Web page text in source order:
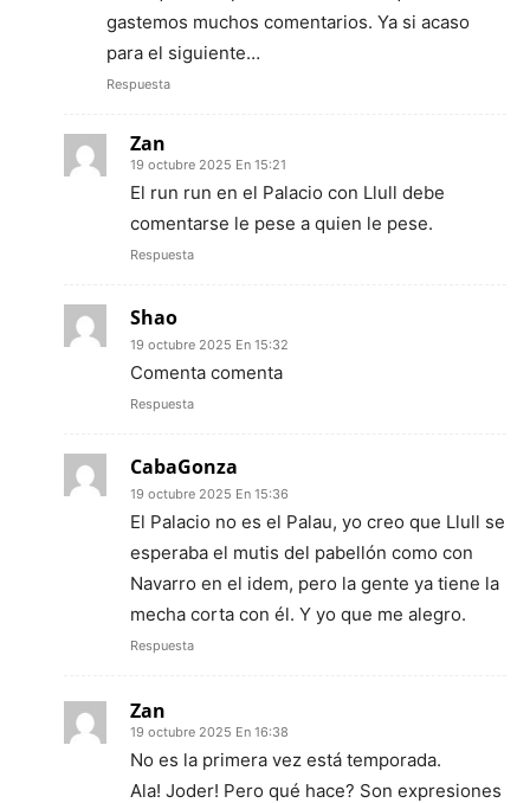
gastemos muchos comentarios. Ya si acaso
para el siguiente…
Respuesta
Zan
19 octubre 2025 En 15:21
El run run en el Palacio con Llull debe
comentarse le pese a quien le pese.
Respuesta
Shao
19 octubre 2025 En 15:32
Comenta comenta
Respuesta
CabaGonza
19 octubre 2025 En 15:36
El Palacio no es el Palau, yo creo que Llull se
esperaba el mutis del pabellón como con
Navarro en el idem, pero la gente ya tiene la
mecha corta con él. Y yo que me alegro.
Respuesta
Zan
19 octubre 2025 En 16:38
No es la primera vez está temporada.
Ala! Joder! Pero qué hace? Son expresiones